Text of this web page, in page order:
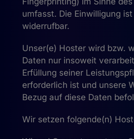
umfasst. Die Einwilligung
widerrufbar.
Unser(e) Hoster wird bzw.
Daten nur insoweit
Erfüllung seiner
erforderlich ist und unsere
Bezug auf diese Daten
Wir setzen folgende(n)